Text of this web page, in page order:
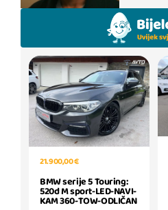
21.900,00 €
BMW serije 5 Touring:
520d M sport-LED-NAVI-
KAM 360-TOW-ODLIČAN